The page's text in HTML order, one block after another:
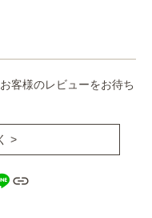
客様のレビューをお待ち
>